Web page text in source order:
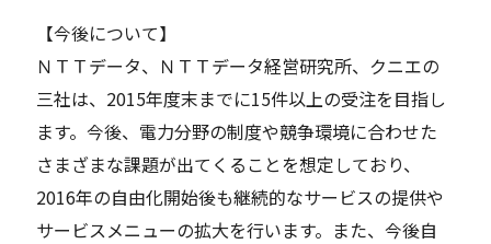
【今後について】
ＮＴＴデータ、ＮＴＴデータ経営研究所、クニエの
三社は、2015年度末までに15件以上の受注を目指し
ます。今後、電力分野の制度や競争環境に合わせた
さまざまな課題が出てくることを想定しており、
2016年の自由化開始後も継続的なサービスの提供や
サービスメニューの拡大を行います。また、今後自